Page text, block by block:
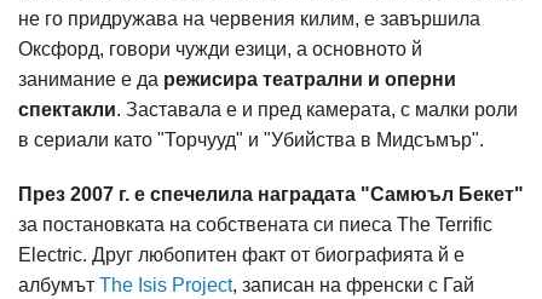
не го придружава на червения килим, е завършила
Оксфорд, говори чужди езици, а основното й
занимание е да режисира театрални и оперни
спектакли. Заставала е и пред камерата, с малки роли
в сериали като "Торчууд" и "Убийства в Мидсъмър".
През 2007 г. е спечелила наградата "Самюъл Бекет"
за постановката на собствената си пиеса The Terrific
Electric. Друг любопитен факт от биографията й е
албумът The Isis Project, записан на френски с Гай